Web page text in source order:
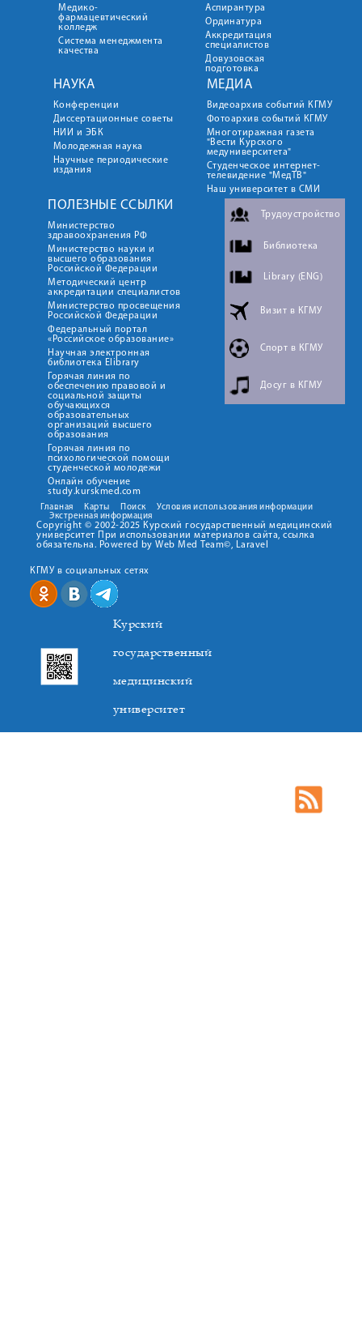
Медико-
фармацевтический
колледж
Система менеджмента
качества
Аспирантура
Ординатура
Аккредитация
специалистов
Довузовская
подготовка
НАУКА
Конференции
Диссертационные советы
НИИ и ЭБК
Молодежная наука
Научные периодические
издания
МЕДИА
Видеоархив событий КГМУ
Фотоархив событий КГМУ
Многотиражная газета
"Вести Курского
медуниверситета"
Студенческое интернет-
телевидение "МедТВ"
Наш университет в СМИ
ПОЛЕЗНЫЕ ССЫЛКИ
Министерство
здравоохранения РФ
Министерство науки и
высшего образования
Российской Федерации
Методический центр
аккредитации специалистов
Министерство просвещения
Российской Федерации
Федеральный портал
«Российское образование»
Научная электронная
библиотека Elibrary
Горячая линия по
обеспечению правовой и
социальной защиты
обучающихся
образовательных
организаций высшего
образования
Горячая линия по
психологической помощи
студенческой молодежи
Онлайн обучение
study.kurskmed.com
Трудоустройство
Библиотека
Library (ENG)
Визит в КГМУ
Спорт в КГМУ
Досуг в КГМУ
Главная Карты Поиск
Условия использования информации
Экстренная информация
Copyright © 2002-2025 Курский государственный медицинский
университет При использовании материалов сайта, ссылка
обязательна. Powered by Web Med Team©, Laravel
КГМУ в социальных сетях
Курский
государственный
медицинский
университет